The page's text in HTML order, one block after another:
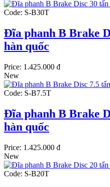
Code: S-B30T
Đĩa phanh B Brake
hàn quốc
Price: 1.425.000 đ
New
Code: S-B7.5T
Đĩa phanh B Brake
hàn quốc
Price: 1.425.000 đ
New
Code: S-B20T